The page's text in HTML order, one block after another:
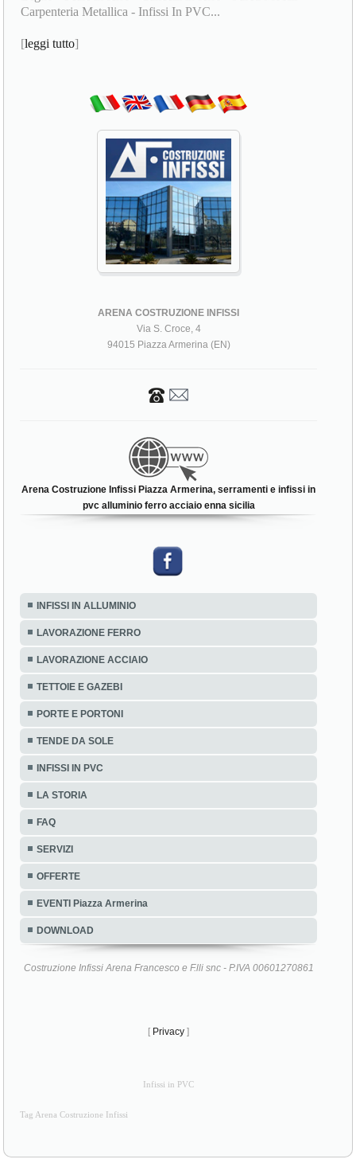
Carpenteria Metallica - Infissi In PVC...
[leggi tutto]
ARENA COSTRUZIONE INFISSI
Via S. Croce, 4
94015 Piazza Armerina (EN)
Arena Costruzione Infissi Piazza Armerina, serramenti e infissi in
pvc alluminio ferro acciaio enna sicilia
INFISSI IN ALLUMINIO
LAVORAZIONE FERRO
LAVORAZIONE ACCIAIO
TETTOIE E GAZEBI
PORTE E PORTONI
TENDE DA SOLE
INFISSI IN PVC
LA STORIA
FAQ
SERVIZI
OFFERTE
EVENTI Piazza Armerina
DOWNLOAD
Costruzione Infissi Arena Francesco e F.lli snc - P.IVA 00601270861
[ Privacy ]
Infissi in PVC
Tag Arena Costruzione Infissi